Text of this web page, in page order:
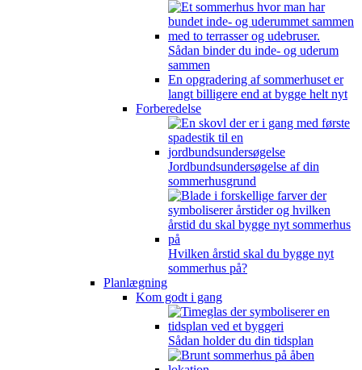
Sådan binder du inde- og uderum
sammen
En opgradering af sommerhuset er
langt billigere end at bygge helt nyt
Forberedelse
Jordbundsundersøgelse af din
sommerhusgrund
Hvilken årstid skal du bygge nyt
sommerhus på?
Planlægning
Kom godt i gang
Sådan holder du din tidsplan